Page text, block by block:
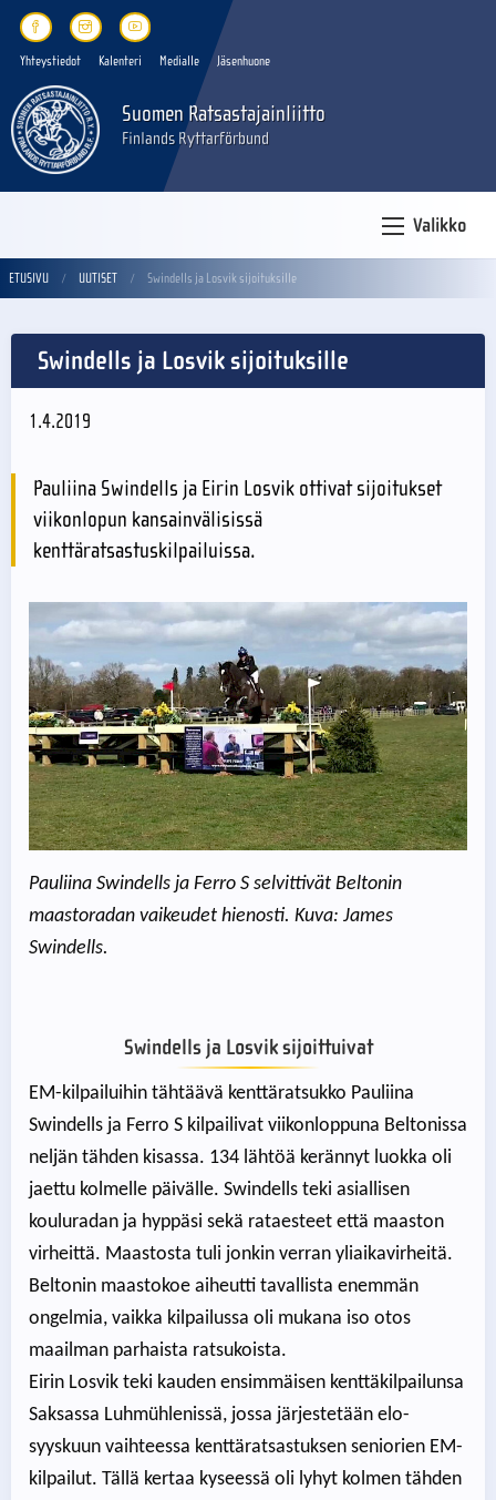
Yhteystiedot Kalenteri Medialle Jäsenhuone
Suomen Ratsastajainliitto
Finlands Ryttarförbund
Valikko
ETUSIVU UUTISET Swindells ja Losvik sijoituksille
Swindells ja Losvik sijoituksille
1.4.2019
Pauliina Swindells ja Eirin Losvik ottivat sijoitukset
viikonlopun kansainvälisissä
kenttäratsastuskilpailuissa.
Pauliina Swindells ja Ferro S selvittivät Beltonin
maastoradan vaikeudet hienosti. Kuva: James
Swindells.
Swindells ja Losvik sijoittuivat
EM-kilpailuihin tähtäävä kenttäratsukko Pauliina
Swindells ja Ferro S kilpailivat viikonloppuna Beltonissa
neljän tähden kisassa. 134 lähtöä kerännyt luokka oli
jaettu kolmelle päivälle. Swindells teki asiallisen
kouluradan ja hyppäsi sekä rataesteet että maaston
virheittä. Maastosta tuli jonkin verran yliaikavirheitä.
Beltonin maastokoe aiheutti tavallista enemmän
ongelmia, vaikka kilpailussa oli mukana iso otos
maailman parhaista ratsukoista.
Eirin Losvik teki kauden ensimmäisen kenttäkilpailunsa
Saksassa Luhmühlenissä, jossa järjestetään elo-
syyskuun vaihteessa kenttäratsastuksen seniorien EM-
kilpailut. Tällä kertaa kyseessä oli lyhyt kolmen tähden